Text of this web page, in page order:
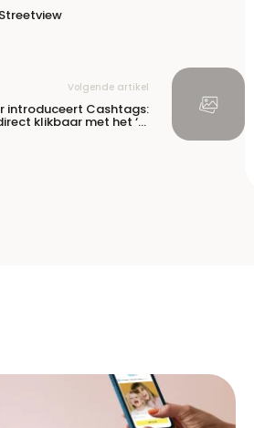
Volgende artikel
introduceert Cashtags:
klikbaar met het ‘$’